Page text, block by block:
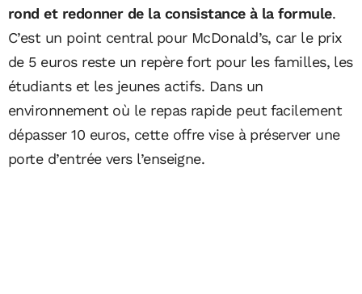
rond et redonner de la consistance à la formule.
C’est un point central pour McDonald’s, car le prix
de 5 euros reste un repère fort pour les familles, les
étudiants et les jeunes actifs. Dans un
environnement où le repas rapide peut facilement
dépasser 10 euros, cette offre vise à préserver une
porte d’entrée vers l’enseigne.